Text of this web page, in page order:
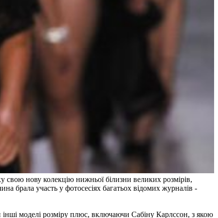
нову колекцію нижньої білизни великих розмірів,
брала участь у фотосесіях багатьох відомих журналів -
моделі розміру плюс, включаючи Сабіну Карлссон, з якою